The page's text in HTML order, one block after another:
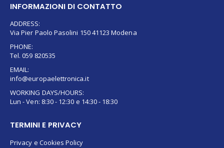
INFORMAZIONI DI CONTATTO
ADDRESS:
Via Pier Paolo Pasolini 150 41123 Modena
PHONE:
Tel. 059 820535
EMAIL:
info@europaelettronica.it
WORKING DAYS/HOURS:
Lun - Ven: 8:30 - 12:30 e 14:30 - 18:30
TERMINI E PRIVACY
Privacy e Cookies Policy